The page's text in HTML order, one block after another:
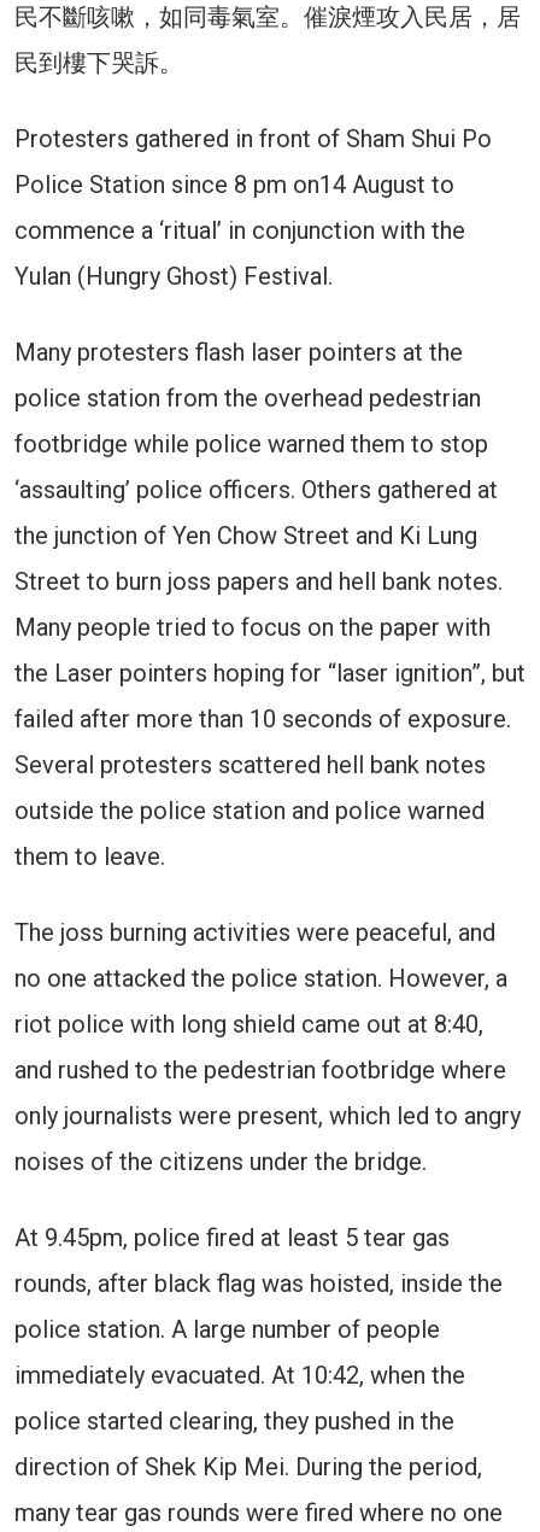
民不斷咳嗽，如同毒氣室。催淚煙攻入民居，居
民到樓下哭訴。
Protesters gathered in front of Sham Shui Po
Police Station since 8 pm on14 August to
commence a ‘ritual’ in conjunction with the
Yulan (Hungry Ghost) Festival.
Many protesters flash laser pointers at the
police station from the overhead pedestrian
footbridge while police warned them to stop
‘assaulting’ police officers. Others gathered at
the junction of Yen Chow Street and Ki Lung
Street to burn joss papers and hell bank notes.
Many people tried to focus on the paper with
the Laser pointers hoping for “laser ignition”, but
failed after more than 10 seconds of exposure.
Several protesters scattered hell bank notes
outside the police station and police warned
them to leave.
The joss burning activities were peaceful, and
no one attacked the police station. However, a
riot police with long shield came out at 8:40,
and rushed to the pedestrian footbridge where
only journalists were present, which led to angry
noises of the citizens under the bridge.
At 9.45pm, police fired at least 5 tear gas
rounds, after black flag was hoisted, inside the
police station. A large number of people
immediately evacuated. At 10:42, when the
police started clearing, they pushed in the
direction of Shek Kip Mei. During the period,
many tear gas rounds were fired where no one